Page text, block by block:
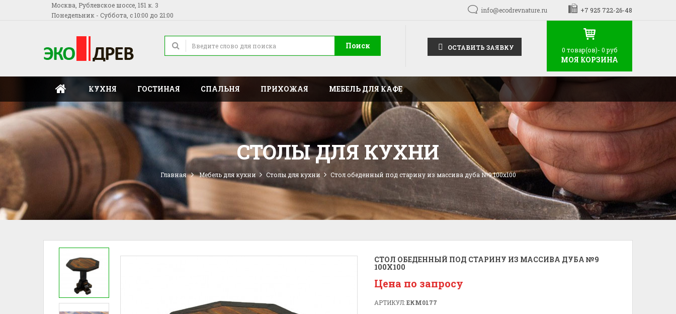
Москва, Рублевское шоссе, 151 к. 3
Понедельник - Суббота, с 10:00 до 21:00
info@ecodrevnature.ru +7 925 722-26-48
Поиск ОСТАВИТЬ ЗАЯВКУ 0 товар(ов)- 0 руб
МОЯ КОРЗИНА
КУХНЯ ГОСТИНАЯ СПАЛЬНЯ ПРИХОЖАЯ МЕБЕЛЬ ДЛЯ КАФЕ
СТОЛЫ ДЛЯ КУХНИ
Главная Мебель для кухни Столы для кухни Стол обеденный под старину из массива дуба №9 100x100
СТОЛ ОБЕДЕННЫЙ ПОД СТАРИНУ ИЗ МАССИВА ДУБА №9
100X100
Цена по запросу
АРТИКУЛ:ЕКМ0177